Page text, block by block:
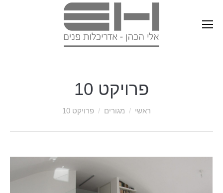
פרויקט 10
ראשי מגורים פרויקט 10